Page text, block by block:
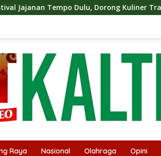
Dorong Kuliner Tradisional Tetap Lestari
Raya Nasional Olahraga Opini